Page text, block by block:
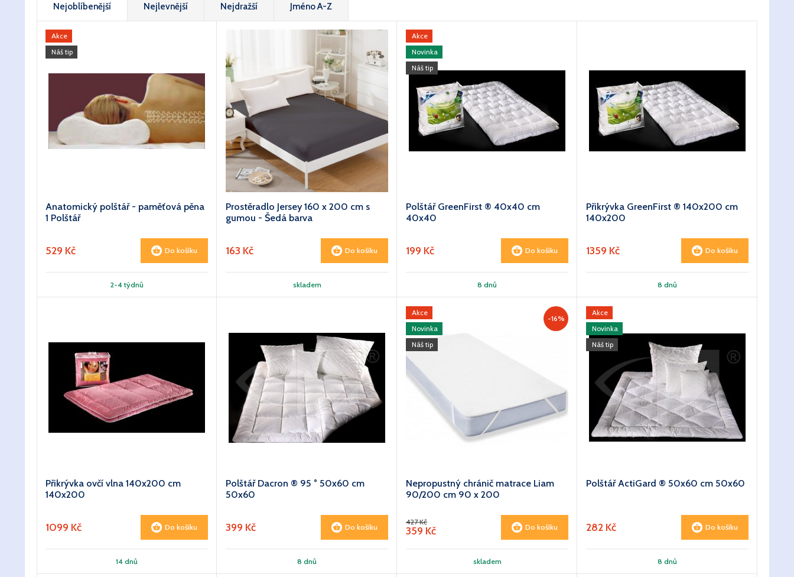
Nejoblíbenější Nejlevnější Nejdražší Jméno A-Z
Akce
Náš tip
Anatomický polštář - paměťová pěna
1 Polštář
529 Kč Do košíku
2-4 týdnů
Prostěradlo Jersey 160 x 200 cm s
gumou - Šedá barva
163 Kč Do košíku
skladem
Akce
Novinka
Náš tip
Polštář GreenFirst ® 40x40 cm
40x40
199 Kč Do košíku
8 dnů
Přikrývka GreenFirst ® 140x200 cm
140x200
1359 Kč Do košíku
8 dnů
Přikrývka ovčí vlna 140x200 cm
140x200
1099 Kč Do košíku
14 dnů
Polštář Dacron ® 95 ° 50x60 cm
50x60
399 Kč Do košíku
8 dnů
Akce
Novinka
Náš tip
-16%
Nepropustný chránič matrace Liam
90/200 cm 90 x 200
427 Kč
359 Kč Do košíku
skladem
Akce
Novinka
Náš tip
Polštář ActiGard ® 50x60 cm 50x60
282 Kč Do košíku
8 dnů